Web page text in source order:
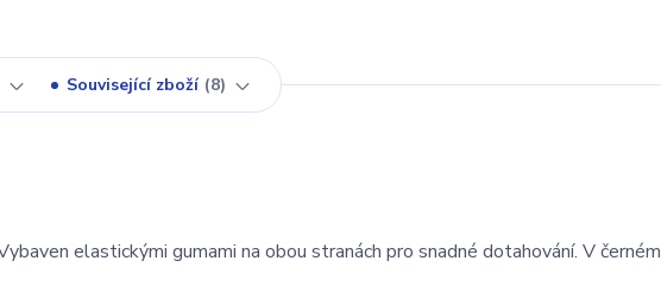
Související zboží 8
elastickými gumami na obou stranách pro snadné dotahování. V černém